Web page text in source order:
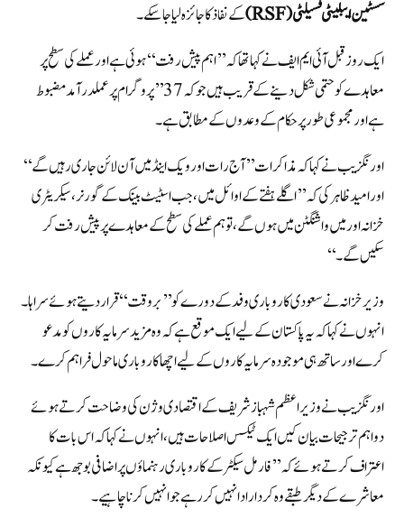
سسٹین ایبلیٹی فسیلٹی (RSF)
کے نفاذ کا جائزہ لیا جا سکے۔
ایک روز قبل آئی ایم ایف نے کہا تھا کہ ’’اہم پیش رفت‘‘ ہوئی ہے اور عملے کی سطح پر
معاہدے کو حتمی شکل دینے کے قریب ہیں جو کہ 37 ’’پروگرام پر عملدرآمد مضبوط
ہے اور مجموعی طور پر حکام کے وعدوں کے مطابق ہے۔
اورنگزیب نے کہا کہ مذاکرات ’’آج رات اور ویک اینڈ میں آن لائن جاری رہیں گے‘‘
اور امید ظاہر کی کہ ’’اگلے ہفتے کے اوائل میں، جب اسٹیٹ بینک کے گورنر، سیکریٹری
خزانہ اور میں واشنگٹن میں ہوں گے، تو ہم عملے کی سطح کے معاہدے پر پیش رفت کر
سکیں گے۔‘‘
وزیر خزانہ نے سعودی کاروباری وفد کے دورے کو ’’بروقت‘‘ قرار دیتے ہوئے سراہا۔
انہوں نے کہا کہ یہ پاکستان کے لیے ایک موقع ہے کہ وہ مزید سرمایہ کاروں کو مدعو
کرے اور ساتھ ہی موجودہ سرمایہ کاروں کے لیے اچھا کاروباری ماحول فراہم کرے۔
اورنگزیب نے وزیراعظم شہباز شریف کے اقتصادی وژن کی وضاحت کرتے ہوئے
دو اہم ترجیحات بیان کیںایک ٹیکس اصلاحات ہیں، انہوں نے کہا کہ اس بات کا
اعتراف کرتے ہوئے کہ ’’فارمل سیکٹر کے کاروباری رہنماؤں پر اضافی بوجھ ہے کیونکہ
معاشرے کے دیگر طبقے وہ کردار ادا نہیں کر رہے جو انہیں کرنا چاہیے۔